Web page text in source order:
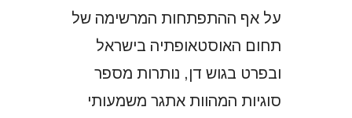
על אף ההתפתחות המרשימה של
תחום האוסטאופתיה בישראל
ובפרט בגוש דן, נותרות מספר
סוגיות המהוות אתגר משמעותי